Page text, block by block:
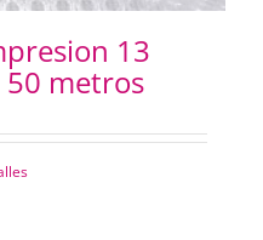
13
50 metros